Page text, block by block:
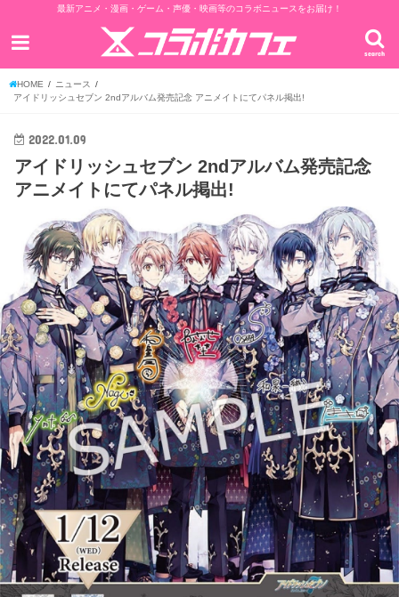
最新アニメ・漫画・ゲーム・声優・映画等のコラボニュースをお届け！
search
HOME
ニュース
アイドリッシュセブン 2ndアルバム発売記念 アニメイトにてパネル掲出!
2022.01.09
アイドリッシュセブン 2ndアルバム発売記念
アニメイトにてパネル掲出!